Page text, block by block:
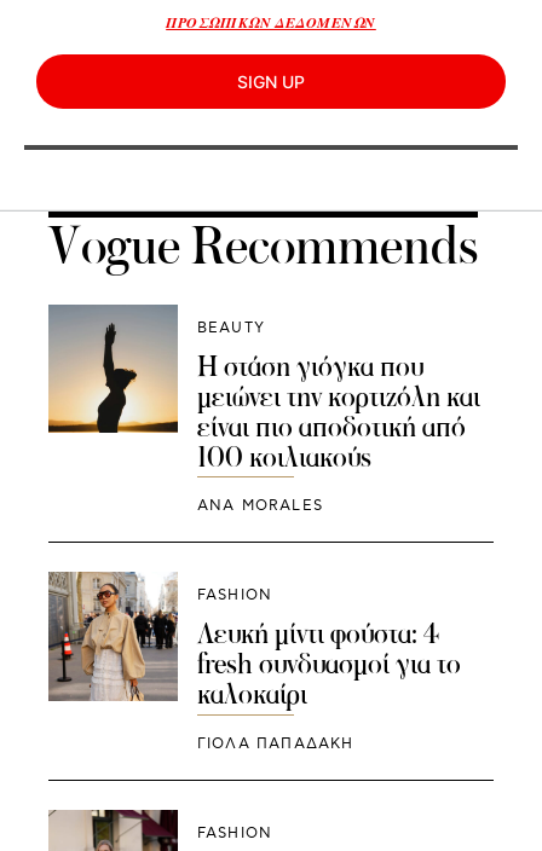
ΠΡΟΣΩΠΙΚΩΝ ΔΕΔΟΜΕΝΩΝ
SIGN UP
Vogue Recommends
BEAUTY
Η στάση γιόγκα που
μειώνει την κορτιζόλη και
είναι πιο αποδοτική από
100 κοιλιακούς
ANA MORALES
FASHION
Λευκή μίντι φούστα: 4
fresh συνδυασμοί για το
καλοκαίρι
ΓΙΌΛΑ ΠΑΠΑΔΆΚΗ
FASHION